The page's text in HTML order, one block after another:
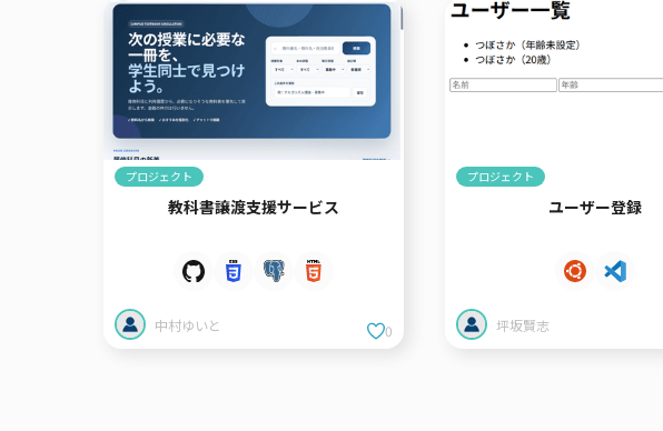
プロジェクト
教科書譲渡支援サービス
中村ゆいと 0
プロジェクト
ユーザー登録
坪坂賢志